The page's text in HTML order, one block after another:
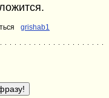
grishab1